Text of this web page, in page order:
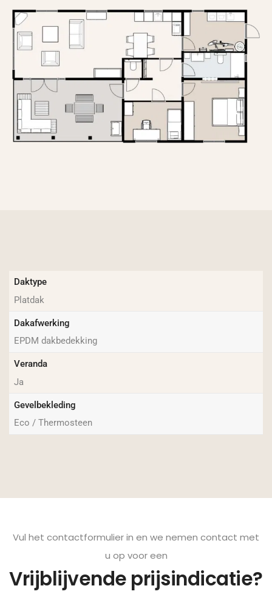
Daktype
Platdak
Dakafwerking
EPDM dakbedekking
Veranda
Ja
Gevelbekleding
Eco / Thermosteen
Vul het contactformulier in en we nemen contact met
u op voor een
Vrijblijvende prijsindicatie?